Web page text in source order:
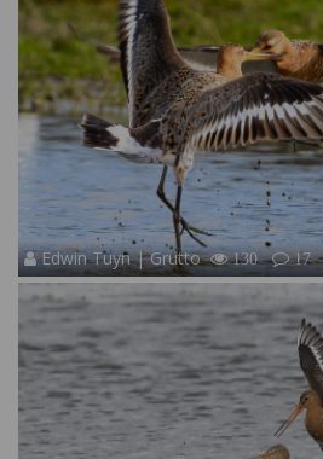
Edwin Tuyn | Grutto 130 17